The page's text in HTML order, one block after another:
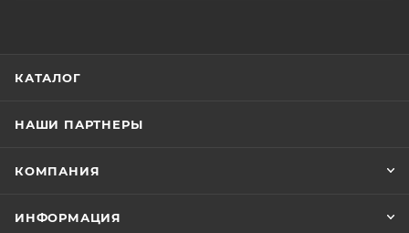
КАТАЛОГ
НАШИ ПАРТНЕРЫ
КОМПАНИЯ
ИНФОРМАЦИЯ